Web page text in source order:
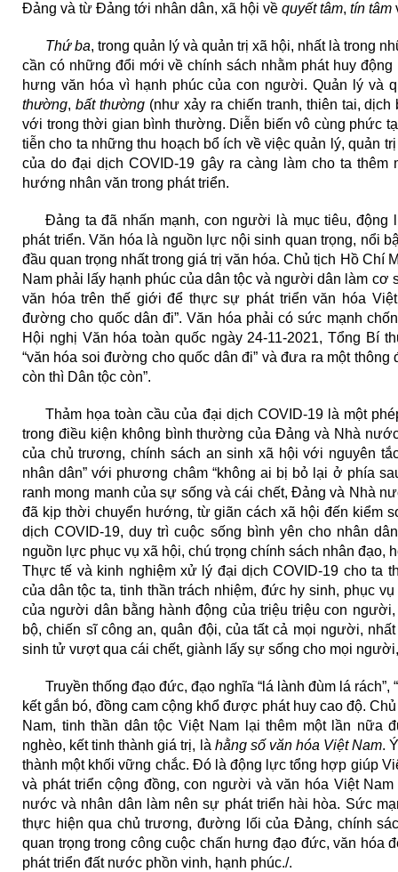
Đảng và từ Đảng tới nhân dân, xã hội về quyết tâm, tín tâm
Thứ ba, trong quản lý và quản trị xã hội, nhất là trong
cần có những đổi mới về chính sách nhằm phát huy
hưng văn hóa vì hạnh phúc của con người. Quản lý và
thường, bất thường(như xảy ra chiến tranh, thiên tai, dịch
với trong thời gian bình thường. Diễn biến vô cùng phức
tiễn cho ta những thu hoạch bổ ích về việc quản lý, quản
của do đại dịch COVID-19 gây ra càng làm cho ta thêm
hướng nhân văn trong phát triển.
Đảng ta đã nhấn mạnh, con người là mục tiêu, động
phát triển. Văn hóa là nguồn lực nội sinh quan trọng, nổi
đầu quan trọng nhất trong giá trị văn hóa. Chủ tịch Hồ Chí
Nam phải lấy hạnh phúc của dân tộc và người dân làm cơ
văn hóa trên thế giới để thực sự phát triển văn hóa
đường cho quốc dân đi”. Văn hóa phải có sức mạnh
Hội nghị Văn hóa toàn quốc ngày 24-11-2021, Tổng Bí
“văn hóa soi đường cho quốc dân đi” và đưa ra một
còn thì Dân tộc còn”.
Thảm họa toàn cầu của đại dịch COVID-19 là một
trong điều kiện không bình thường của Đảng và Nhà
của chủ trương, chính sách an sinh xã hội với nguyên
nhân dân” với phương châm “không ai bị bỏ lại ở phía
ranh mong manh của sự sống và cái chết, Đảng và Nhà
đã kịp thời chuyển hướng, từ giãn cách xã hội đến kiểm
dịch COVID-19, duy trì cuộc sống bình yên cho nhân
nguồn lực phục vụ xã hội, chú trọng chính sách nhân đạo,
Thực tế và kinh nghiệm xử lý đại dịch COVID-19 cho ta
của dân tộc ta, tinh thần trách nhiệm, đức hy sinh, phục
của người dân bằng hành động của triệu triệu con
bộ, chiến sĩ công an, quân đội, của tất cả mọi người,
sinh tử vượt qua cái chết, giành lấy sự sống cho mọi
Truyền thống đạo đức, đạo nghĩa “lá lành đùm lá
kết gắn bó, đồng cam cộng khổ được phát huy cao độ.
Nam, tinh thần dân tộc Việt Nam lại thêm một lần nữa
nghèo, kết tinh thành giá trị, là hằng số văn hóa Việt Nam.
thành một khối vững chắc. Đó là động lực tổng hợp giúp
và phát triển cộng đồng, con người và văn hóa Việt
nước và nhân dân làm nên sự phát triển hài hòa. Sức
thực hiện qua chủ trương, đường lối của Đảng, chính
quan trọng trong công cuộc chấn hưng đạo đức, văn hóa
phát triển đất nước phồn vinh, hạnh phúc./.